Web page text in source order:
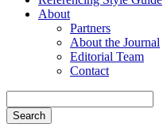
About
Partners
About the Journal
Editorial Team
Contact
Search